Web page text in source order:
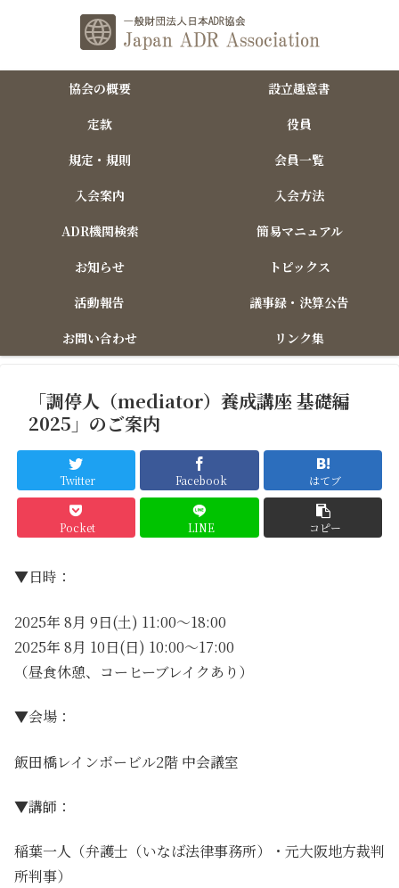
協会の概要
設立趣意書
定款
役員
規定・規則
会員一覧
入会案内
入会方法
ADR機関検索
簡易マニュアル
お知らせ
トピックス
活動報告
議事録・決算公告
お問い合わせ
リンク集
「調停人（mediator）養成講座 基礎編
2025」のご案内
Twitter Facebook はてブ
Pocket LINE コピー
▼日時：
2025年 8月 9日(土) 11:00～18:00
2025年 8月 10日(日) 10:00～17:00
（昼食休憩、コーヒーブレイクあり）
▼会場：
飯田橋レインボービル2階 中会議室
▼講師：
稲葉一人（弁護士（いなば法律事務所）・元大阪地方裁判
所判事）